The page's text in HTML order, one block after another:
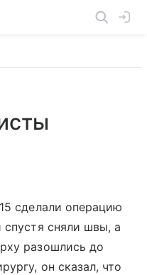
сделали операцию
сняли швы, а
разошлись до
он сказал, что